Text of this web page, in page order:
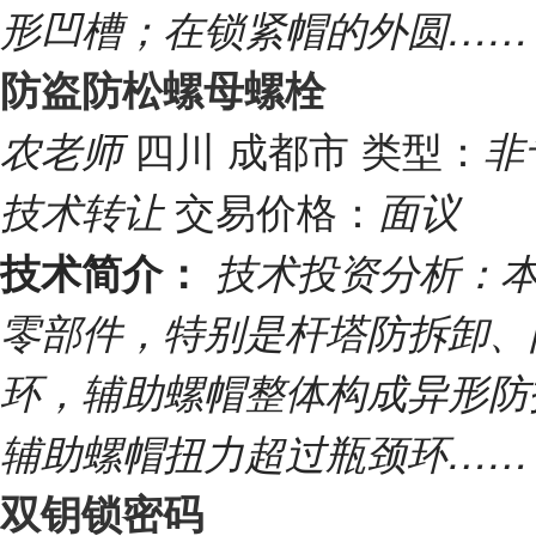
形凹槽；在锁紧帽的外圆
防盗防松螺母螺栓
农老师四川 成都市 类型：
技术转让 交易价格： 面议
技术简介： 技术投资分析：
零部件，特别是杆塔防拆卸
环，辅助螺帽整体构成异形
辅助螺帽扭力超过瓶颈环
双钥锁密码